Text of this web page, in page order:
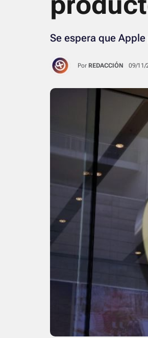
Se espera que
Por REDACCIÓN 09/